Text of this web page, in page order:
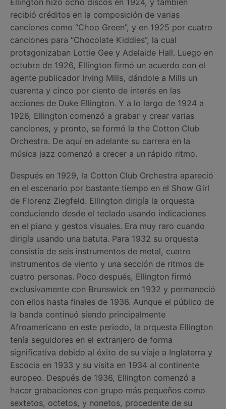
Ellington hizo ocho discos en 1924, y también
recibió créditos en la composición de varias
canciones como “Choo Green”, y en 1925 por cuatro
canciones para “Chocolate Kiddies”, la cual
protagonizaban Lottie Gee y Adelaide Hall. Luego en
octubre de 1926, Ellington firmó un acuerdo con el
agente publicador Irving Mills, dándole a Mills un
cuarenta y cinco por ciento de interés en las
acciones de Duke Ellington. Y a lo largo de 1924 a
1926, Ellington comenzó a grabar y crear varias
canciones, y pronto, se formó la the Cotton Club
Orchestra. De aquí en adelante su carrera en la
música jazz comenzó a crecer a un rápido ritmo.
Después en 1929, la Cotton Club Orchestra apareció
en el escenario por bastante tiempo en el Show Girl
de Florenz Ziegfeld. Ellington dirigía la orquesta
conduciendo desde el teclado usando indicaciones
en el piano y gestos visuales. Era muy raro cuando
dirigía usando una batuta. Para 1932 su orquesta
consistía de seis instrumentos de metal, cuatro
instrumentos de viento y una sección de ritmos de
cuatro personas. Poco después, Ellington firmó
exclusivamente con Brunswick en 1932 y permaneció
con ellos hasta finales de 1936. Aunque el público de
la banda continuó siendo principalmente
Afroamericano en este periodo, la orquesta Ellington
tenía seguidores en el extranjero de forma
significativa debido al éxito de su viaje a Inglaterra y
Escocia en 1933 y su visita en 1934 al continente
europeo. Después de 1936, Ellington comenzó a
hacer grabaciones con grupo más pequeños como
sextetos, octetos, y nonetos, procedente de su